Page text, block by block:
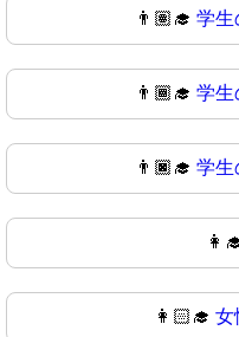
👨🏽‍🎓 学生
👨🏾‍🎓 学生
👨🏿‍🎓 学生
👩🏻‍🎓 女